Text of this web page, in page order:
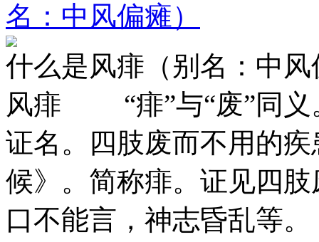
名：中风偏瘫）
什么是风痱（别名：中风
风痱 “痱”与“废”同
证名。四肢废而不用的
候》。简称痱。证见四
口不能言，神志昏乱等